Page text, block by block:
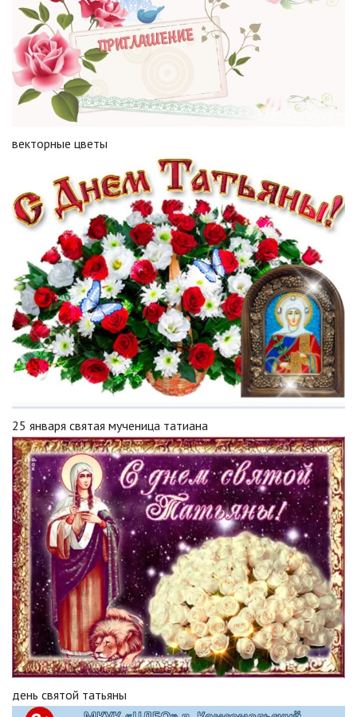
векторные цветы
25 января святая мученица татиана
день святой татьяны